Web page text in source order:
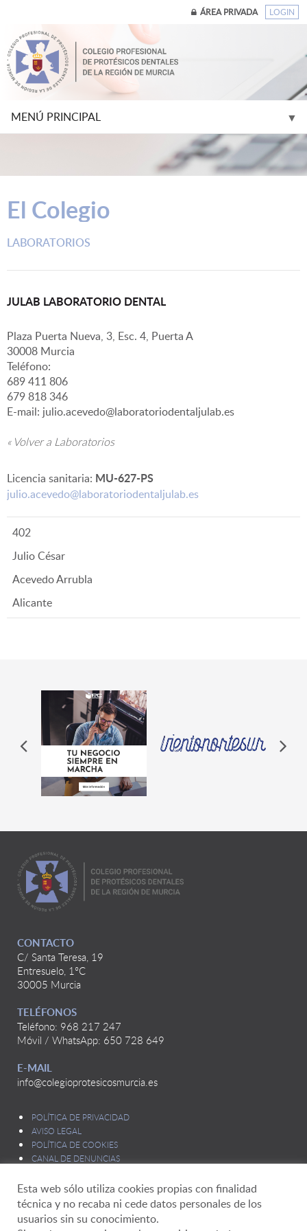
ÁREA PRIVADA LOGIN
MENÚ PRINCIPAL ▼
El Colegio
LABORATORIOS
JULAB LABORATORIO DENTAL
Plaza Puerta Nueva, 3, Esc. 4, Puerta A
30008 Murcia
Teléfono:
689 411 806
679 818 346
E-mail: julio.acevedo@laboratoriodentaljulab.es
« Volver a Laboratorios
Licencia sanitaria: MU-627-PS
julio.acevedo@laboratoriodentaljulab.es
402
Julio César
Acevedo Arrubla
Alicante
CONTACTO
C/ Santa Teresa, 19
Entresuelo, 1ºC
30005 Murcia
TELÉFONOS
Teléfono: 968 217 247
Móvil / WhatsApp: 650 728 649
E-MAIL
info@colegioprotesicosmurcia.es
POLÍTICA DE PRIVACIDAD
AVISO LEGAL
POLÍTICA DE COOKIES
CANAL DE DENUNCIAS
Esta web sólo utiliza cookies propias con finalidad
técnica y no recaba ni cede datos personales de los
usuarios sin su conocimiento.